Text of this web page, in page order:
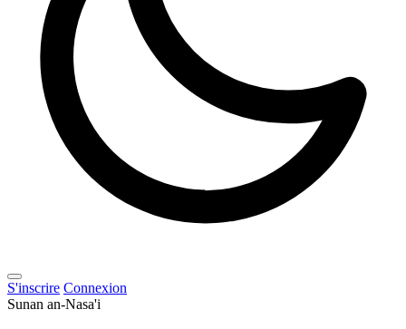
S'inscrire Connexion
Sunan an-Nasa'i